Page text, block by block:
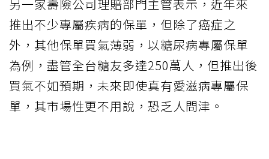
另一家壽險公司理賠部門主管表示，近年來
推出不少專屬疾病的保單，但除了癌症之
外，其他保單買氣薄弱，以糖尿病專屬保單
為例，盡管全台糖友多達250萬人，但推出後
買氣不如預期，未來即使真有愛滋病專屬保
單，其市場性更不用說，恐乏人問津。